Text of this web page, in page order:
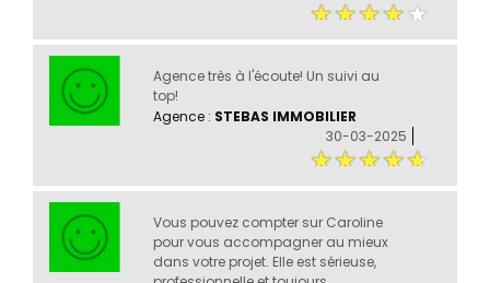
Agence très à l'écoute! Un suivi au
top!
Agence : STEBAS IMMOBILIER
30-03-2025
Vous pouvez compter sur Caroline
pour vous accompagner au mieux
dans votre projet. Elle est sérieuse,